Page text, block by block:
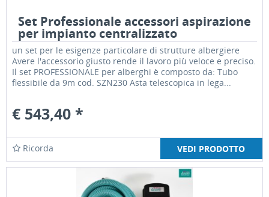
Set Professionale accessori aspirazione
per impianto centralizzato
un set per le esigenze particolare di strutture albergiere
Avere l'accessorio giusto rende il lavoro più veloce e preciso.
Il set PROFESSIONALE per alberghi è composto da: Tubo
flessibile da 9m cod. SZN230 Asta telescopica in lega...
€ 543,40 *
VEDI PRODOTTO
Ricorda